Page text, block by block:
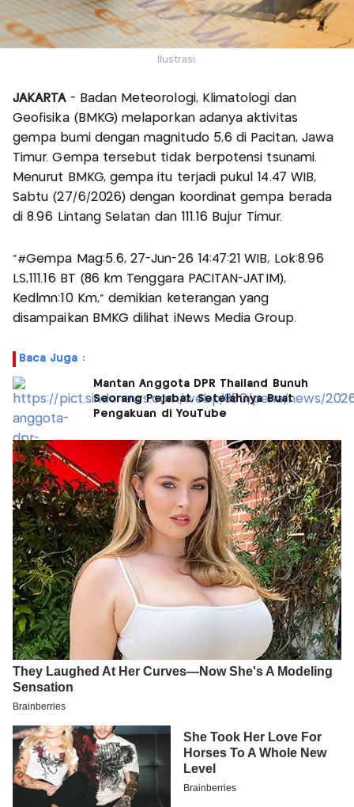
Ilustrasi.
JAKARTA - Badan Meteorologi, Klimatologi dan
Geofisika (BMKG) melaporkan adanya aktivitas
gempa bumi dengan magnitudo 5,6 di Pacitan, Jawa
Timur. Gempa tersebut tidak berpotensi tsunami.
Menurut BMKG, gempa itu terjadi pukul 14.47 WIB,
Sabtu (27/6/2026) dengan koordinat gempa berada
di 8.96 Lintang Selatan dan 111.16 Bujur Timur.
“#Gempa Mag:5.6, 27-Jun-26 14:47:21 WIB, Lok:8.96
LS,111.16 BT (86 km Tenggara PACITAN-JATIM),
Kedlmn:10 Km,” demikian keterangan yang
disampaikan BMKG dilihat iNews Media Group.
Baca Juga :
Mantan Anggota DPR Thailand Bunuh
Seorang Pejabat, Setelahnya Buat
Pengakuan di YouTube